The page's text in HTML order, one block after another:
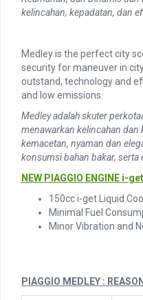
kelincahan, kepadatan, dan
Medley is the perfect city
security for maneuver in
outstand, technology and
and low emissions.
Medley adalah skuter
menawarkan kelincahan
kemacetan, nyaman dan
konsumsi bahan bakar, serta
NEW PIAGGIO ENGINE i-get
150cc i-get Liquid
Minimal Fuel
Minor Vibration and
PIAGGIO MEDLEY :